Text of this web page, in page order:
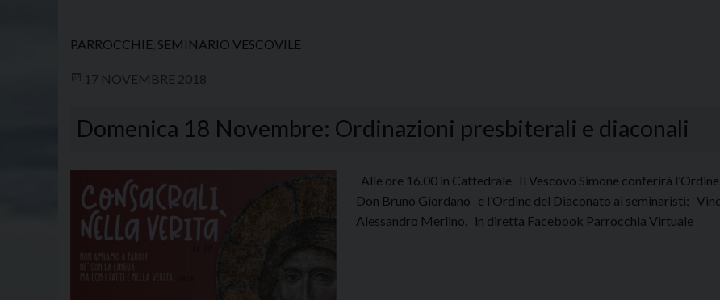
PARROCCHIE SEMINARIO VESCOVILE
17 NOVEMBRE 2018
Domenica 18 Novembre: Ordinazioni presbiterali e diaconali
Alle ore 16.00 in Cattedrale Il Vescovo Simone conferirà
Don Bruno Giordano e l’Ordine del Diaconato ai seminaristi:
Alessandro Merlino. in diretta Facebook Parrocchia Virtuale